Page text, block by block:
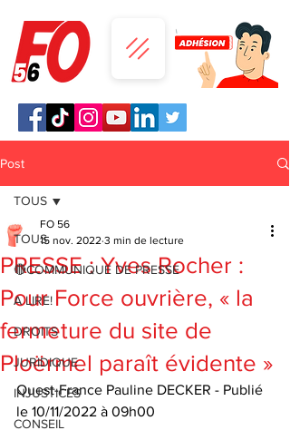
Post
TOUS
🔴COMMUNIQUE DE PRESSE
A LIRE!
DROITS
JURIDIQUE
INJUSTICES
CONSEIL
TOUS
PRESSE : Yves Rocher :
Pour Force ouvrière, « la
fermeture du site de
Ploërmel paraît évidente »
FO 56
15 nov. 2022 3 min de lecture
Ouest-France Pauline DECKER - Publié
le 10/11/2022 à 09h00